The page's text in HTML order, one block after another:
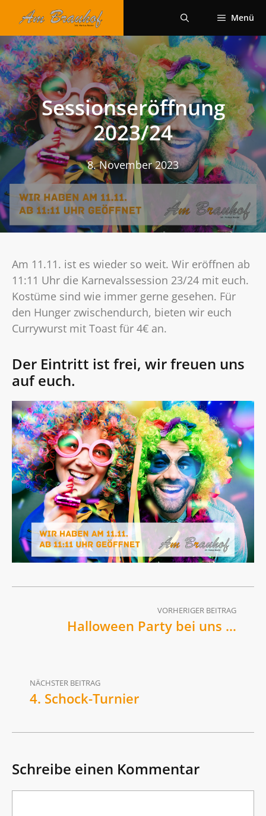
Inhalt
springen
Menü
Sessionseröffnung
2023/24
8. November 2023
Am 11.11. ist es wieder so weit. Wir eröffnen ab
11:11 Uhr die Karnevalssession 23/24 mit euch.
Kostüme sind wie immer gerne gesehen. Für
den Hunger zwischendurch, bieten wir euch
Currywurst mit Toast für 4€ an.
Der Eintritt ist frei, wir freuen uns
auf euch.
VORHERIGER BEITRAG
Halloween Party bei uns …
NÄCHSTER BEITRAG
4. Schock-Turnier
Schreibe einen Kommentar